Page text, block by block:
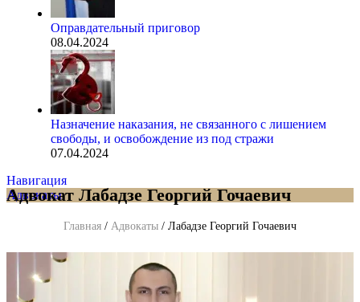
Оправдательный приговор
08.04.2024
Назначение наказания, не связанного с лишением
свободы, и освобождение из под стражи
07.04.2024
Навигация
Адвокаты
Адвокат Лабадзе Георгий Гочаевич
Главная / Адвокаты / Лабадзе Георгий Гочаевич